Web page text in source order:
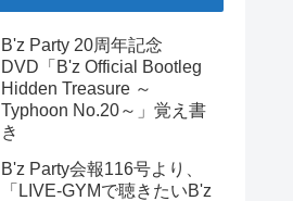
B'z Party 20周年記念
DVD「B'z Official Bootleg
Hidden Treasure ～
Typhoon No.20～」覚え書
き
B'z Party会報116号より、
「LIVE-GYMで聴きたいB'z